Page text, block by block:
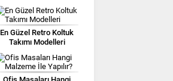
En Güzel Retro Koltuk
Takımı Modelleri